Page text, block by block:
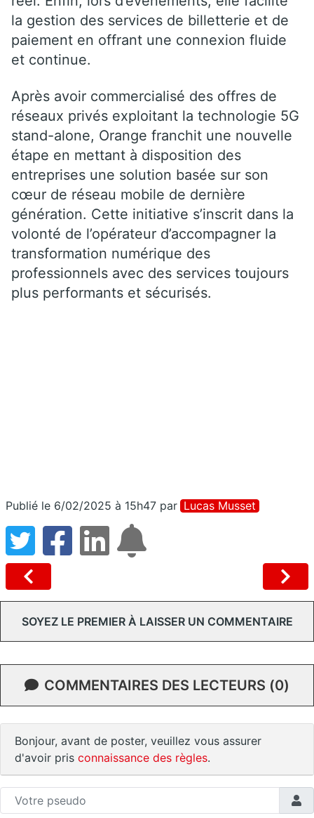
la gestion des services de billetterie et de
paiement en offrant une connexion fluide
et continue.
Après avoir commercialisé des offres de
réseaux privés exploitant la technologie 5G
stand-alone, Orange franchit une nouvelle
étape en mettant à disposition des
entreprises une solution basée sur son
cœur de réseau mobile de dernière
génération. Cette initiative s’inscrit dans la
volonté de l’opérateur d’accompagner la
transformation numérique des
professionnels avec des services toujours
plus performants et sécurisés.
Publié le 6/02/2025 à 15h47 par Lucas Musset
SOYEZ LE PREMIER À LAISSER UN COMMENTAIRE
COMMENTAIRES DES LECTEURS (0)
Bonjour, avant de poster, veuillez vous assurer
d'avoir pris connaissance des règles.